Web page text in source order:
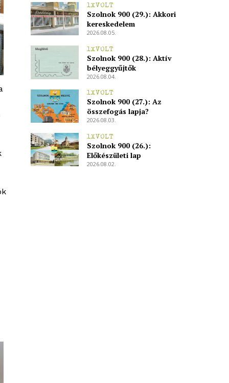
1XVOLT
Szolnok 900 (29.): Akkori
kereskedelem
2026.08.05.
1XVOLT
Szolnok 900 (28.): Aktív
bélyeggyűjtők
2026.08.04.
1XVOLT
Szolnok 900 (27.): Az
összefogás lapja?
2026.08.03.
1XVOLT
Szolnok 900 (26.):
Előkészületi lap
2026.08.02.